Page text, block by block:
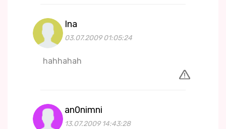
Ina
03.07.2009 01:05:24
hahhahah
an0nimni
13.07.2009 14:43:28